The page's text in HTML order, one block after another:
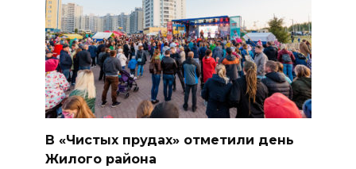
В «Чистых прудах» отметили день
Жилого района